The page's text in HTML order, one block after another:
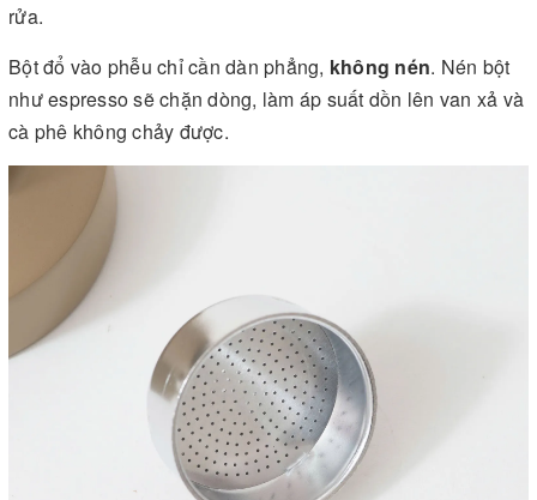
rửa.
Bột đổ vào phễu chỉ cần dàn phẳng, không nén. Nén bột
như espresso sẽ chặn dòng, làm áp suất dồn lên van xả và
cà phê không chảy được.